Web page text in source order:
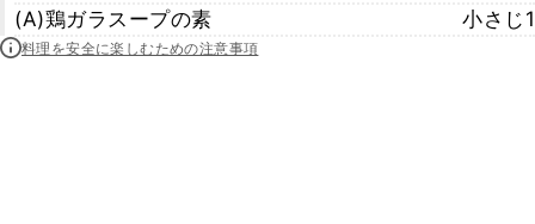
(A)鶏ガラスープの素
小さじ1
料理を安全に楽しむための注意事項